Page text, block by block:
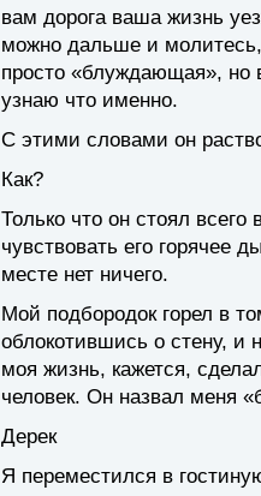
вам дорога ваша жизнь
можно дальше и
просто «блуждающая», но
узнаю что именно.
С этими словами он
Как?
Только что он стоял
чувствовать его горячее
месте нет ничего.
Мой подбородок горел в
облокотившись о стену, и
моя жизнь, кажется,
человек. Он назвал меня
Дерек
Я переместился в